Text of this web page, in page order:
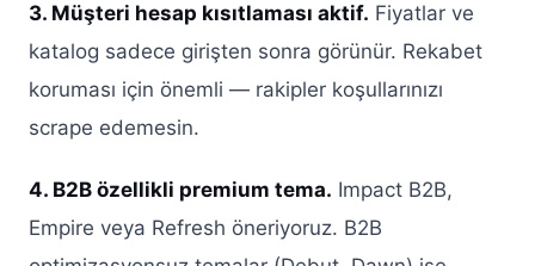
3. Müşteri hesap kısıtlaması aktif. Fiyatlar ve
katalog sadece girişten sonra görünür. Rekabet
koruması için önemli — rakipler koşullarınızı
scrape edemesin.
4. B2B özellikli premium tema. Impact B2B,
Empire veya Refresh öneriyoruz. B2B